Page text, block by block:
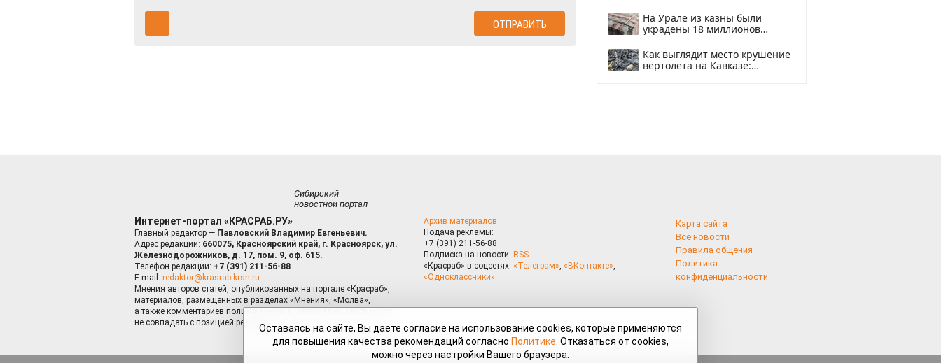
На Урале из казны были
украдены 18 миллионов
Как выглядит место крушение
вертолета на Кавказе:
Сибирский
новостной портал
Интернет-портал «КРАСРАБ.РУ»
Главный редактор — Павловский Владимир Евгеньевич.
Адрес редакции: 660075, Красноярский край, г. Красноярск, ул.
Железнодорожников, д. 17, пом. 9, оф. 615.
Телефон редакции: +7 (391) 211-56-88
E-mail: redaktor@krasrab.krsn.ru
Мнения авторов статей, опубликованных на портале «Красраб»,
материалов, размещённых в разделах «Мнения», «Молва»,
а также комментариев пользователей к материалам сайта могут
не совпадать с позицией редакции.
Архив материалов
Подача рекламы:
+7 (391) 211-56-88
Подписка на новости: RSS
«Красраб» в соцсетях: «Телеграм», «ВКонтакте»,
«Одноклассники»
Карта сайта
Все новости
Правила общения
Политика
конфиденциальности
Оставаясь на сайте, Вы даете согласие на использование cookies, которые применяются
для повышения качества рекомендаций согласно Политике . Отказаться от cookies,
можно через настройки Вашего браузера.